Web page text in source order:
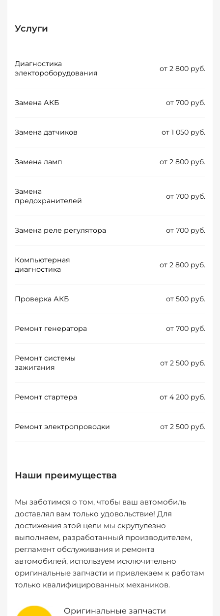
Услуги
Диагностика
электороборудования
от 2 800 руб.
Замена АКБ от 700 руб.
Замена датчиков от 1 050 руб.
Замена ламп от 2 800 руб.
Замена
предохранителей
от 700 руб.
Замена реле регулятора от 700 руб.
Компьютерная
диагностика
от 2 800 руб.
Проверка АКБ от 500 руб.
Ремонт генератора от 700 руб.
Ремонт системы
зажигания
от 2 500 руб.
Ремонт стартера от 4 200 руб.
Ремонт электропроводки от 2 500 руб.
Наши преимущества
Мы заботимся о том, чтобы ваш автомобиль
доставлял вам только удовольствие! Для
достижения этой цели мы скрупулезно
выполняем, разработанный производителем,
регламент обслуживания и ремонта
автомобилей, используем исключительно
оригинальные запчасти и привлекаем к работам
только квалифицированных механиков.
Оригинальные запчасти